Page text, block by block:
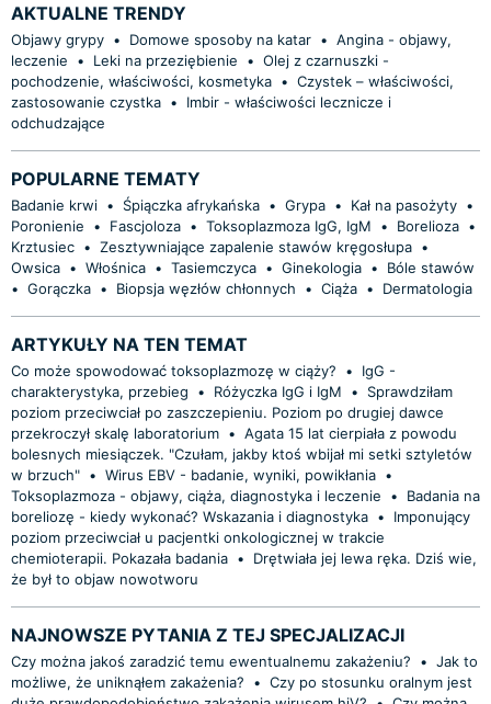
AKTUALNE TRENDY
Objawy grypy • Domowe sposoby na katar • Angina - objawy,
leczenie
• Leki na przeziębienie • Olej z czarnuszki -
pochodzenie, właściwości, kosmetyka • Czystek – właściwości,
zastosowanie czystka •
Imbir - właściwości lecznicze i
odchudzające
POPULARNE TEMATY
Badanie krwi • Śpiączka afrykańska • Grypa • Kał na pasożyty •
Poronienie
• Fascjoloza • Toksoplazmoza IgG, IgM • Borelioza •
Krztusiec • Zesztywniające zapalenie stawów kręgosłupa •
Owsica • Włośnica • Tasiemczyca • Ginekologia •
Bóle stawów
• Gorączka • Biopsja węzłów chłonnych • Ciąża • Dermatologia
ARTYKUŁY NA TEN TEMAT
Co może spowodować toksoplazmozę w ciąży? •
IgG -
charakterystyka, przebieg
• Różyczka IgG i IgM •
Sprawdziłam
poziom przeciwciał po zaszczepieniu. Poziom po drugiej dawce
przekroczył skalę laboratorium • Agata 15 lat cierpiała z powodu
bolesnych miesiączek. "Czułam, jakby ktoś wbijał mi setki sztyletów
w brzuch" • Wirus EBV - badanie, wyniki, powikłania •
Toksoplazmoza - objawy, ciąża, diagnostyka i leczenie
•
Badania na
boreliozę - kiedy wykonać? Wskazania i diagnostyka •
Imponujący
poziom przeciwciał u pacjentki onkologicznej w trakcie
chemioterapii. Pokazała badania •
Drętwiała jej lewa ręka. Dziś wie,
że był to objaw nowotworu
NAJNOWSZE PYTANIA Z TEJ SPECJALIZACJI
Czy można jakoś zaradzić temu ewentualnemu zakażeniu? • Jak to
możliwe, że uniknąłem zakażenia?
• Czy po stosunku oralnym jest